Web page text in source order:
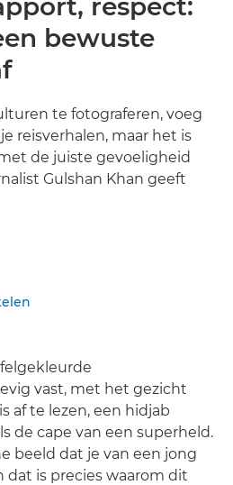
respect:
bewuste
te fotograferen, voeg
reisverhalen, maar het is
de juiste gevoeligheid
Gulshan Khan geeft
vast, met het gezicht
af te lezen, een hidjab
de cape van een superheld.
beeld dat je van een jong
dat is precies waarom dit